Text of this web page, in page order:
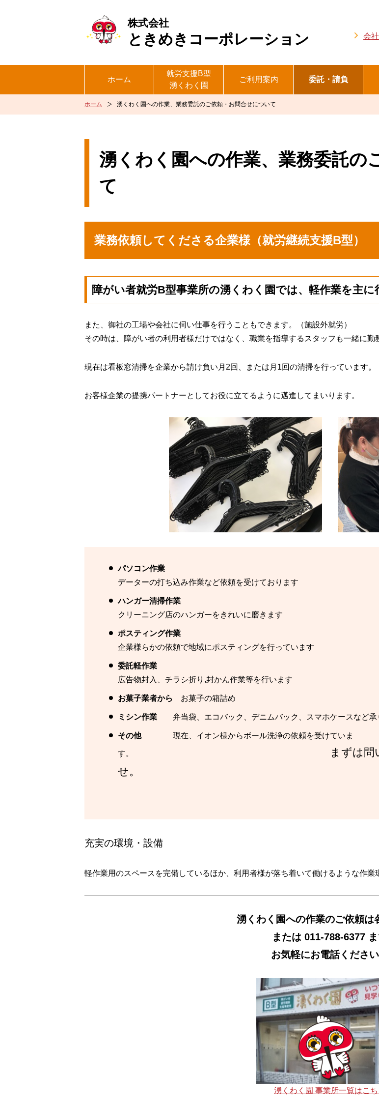
株式会社
ときめきコーポレーション 会
ホーム
就労支援B型
湧くわく園
ご利用案内 委託・請負
ホーム 湧くわく園への作業、業務委託のご依頼・お問合せについて
湧くわく園への作業、業務委託の
て
業務依頼してくださる企業様（就労継続支援B型）
障がい者就労B型事業所の湧くわく園では、軽作業を主に
また、御社の工場や会社に伺い仕事を行うこともできます。（施設外就労）
その時は、障がい者の利用者様だけではなく、職業を指導するスタッフも一緒に勤
現在は看板窓清掃を企業から請け負い月2回、または月1回の清掃を行っています。
お客様企業の提携パートナーとしてお役に立てるように邁進してまいります。
パソコ
データーの打ち込み作業など依頼を受けております
ハンガー清掃作業
クリーニング店のハンガーをきれいに磨きます
ポスティ
企業様らかの依頼で地域にポスティングを行っています
委託軽作業
広告物封入、チラシ折り,封かん作業等を行います
お菓子業者から お菓子の箱詰め
ミシン作業 弁当袋、エコバック、デニムバック、スマホケースなど承
その他 現在、イオン様からボール洗浄の依頼を受けていま
す。
まずは問
せ。
充実の環境・設備
軽作業用のスペースを完備しているほか、利用者様が落ち着いて働けるような作業
湧くわく園への作業のご依頼は
または 011-788-6377
お気軽にお電話ください
湧くわく園 事業所一覧はこち